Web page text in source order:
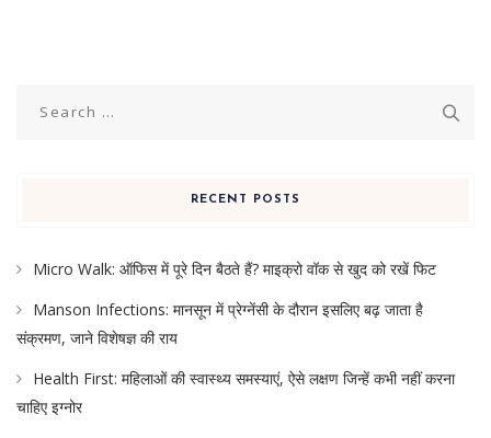
RECENT POSTS
Micro Walk: ऑफिस में पूरे दिन बैठते हैं? माइक्रो वॉक से खुद को रखें फिट
Manson Infections: मानसून में प्रेग्नेंसी के दौरान इसलिए बढ़ जाता है
संक्रमण, जाने विशेषज्ञ की राय
Health First: महिलाओं की स्वास्थ्य समस्याएं, ऐसे लक्षण जिन्हें कभी नहीं करना
चाहिए इग्नोर